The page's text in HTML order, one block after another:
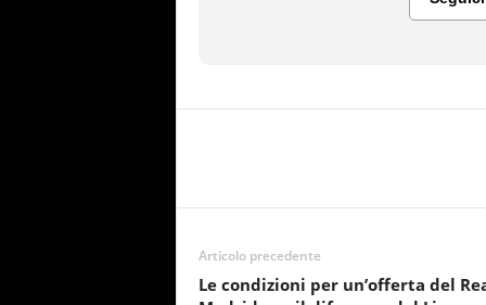
Articolo precedente
Le condizioni per un’offerta del